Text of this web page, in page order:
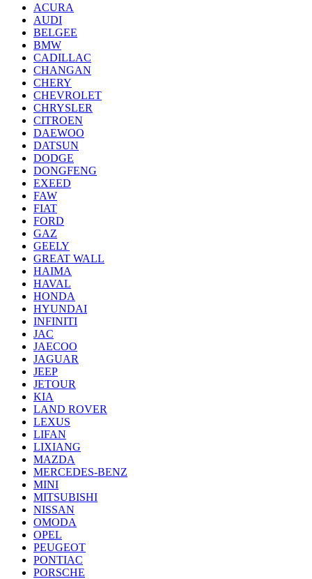
ACURA
AUDI
BELGEE
BMW
CADILLAC
CHANGAN
CHERY
CHEVROLET
CHRYSLER
CITROEN
DAEWOO
DATSUN
DODGE
DONGFENG
EXEED
FAW
FIAT
FORD
GAZ
GEELY
GREAT WALL
HAIMA
HAVAL
HONDA
HYUNDAI
INFINITI
JAC
JAECOO
JAGUAR
JEEP
JETOUR
KIA
LAND ROVER
LEXUS
LIFAN
LIXIANG
MAZDA
MERCEDES-BENZ
MINI
MITSUBISHI
NISSAN
OMODA
OPEL
PEUGEOT
PONTIAC
PORSCHE